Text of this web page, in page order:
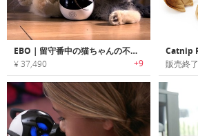
EBO｜留守番中の猫ちゃんの不安・運動不足を解消するスマートキャットコンパニオンロボット「イーボ」
¥ 37,490 +9 販売終了